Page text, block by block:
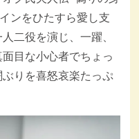
ンをひたすら愛し支
二役を演じ、一躍、
目な小心者でちょっ
りを喜怒哀楽たっぷ